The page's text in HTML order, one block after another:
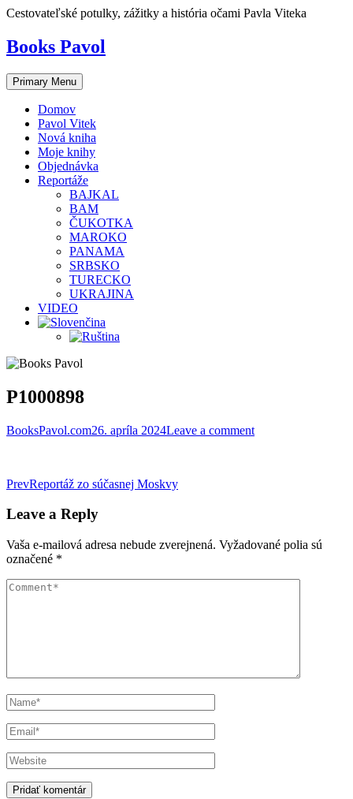
Skip
content
Cestovateľské potulky, zážitky a história očami Pavla Viteka
Books Pavol
Primary Menu
Domov
Pavol Vitek
Nová kniha
Moje knihy
Objednávka
Reportáže
BAJKAL
BAM
ČUKOTKA
MAROKO
PANAMA
SRBSKO
TURECKO
UKRAJINA
VIDEO
P1000898
BooksPavol.com26. apríla 2024Leave a comment
Post
navigation
PrevReportáž zo súčasnej Moskvy
Leave a Reply
Vaša e-mailová adresa nebude zverejnená. Vyžadované polia sú
označené *